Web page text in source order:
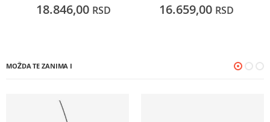
18.846,00 RSD 16.659,00 RSD
MOŽDA TE ZANIMA I